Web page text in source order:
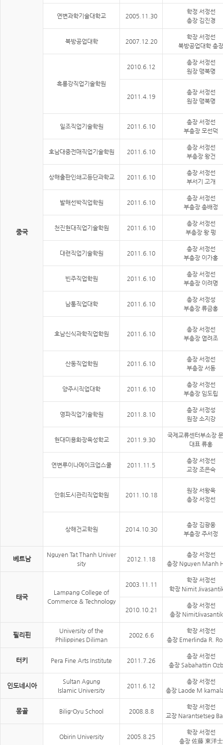
중국
연변과학기술대학교 2005.11.30
학정 서정선
총장 김진경
북방공업대학 2007.12.20
학장 서정선
북방공업대학 총장
흑룡강직업기술학원
2010.6.12
총장 서정선
원장 맹북명
2011.4.19
총장 서정선
원장 맹북명
일조직업기술학원 2011.6.10
총장 서정선
부총장 모선덕
호남대중전매직업기술학원 2011.6.10
총장 서정선
부총장 왕건
상해출판인쇄고등단과학교 2011.6.10
총장 서정선
부서기 고개
발해선박직업학원 2011.6.10
총장 서정선
부총장 총배정
천진현대직업기술학원 2011.6.10
총장 서정선
부총장 왕 펑
대련직업기술학원 2011.6.10
총장 서정선
부총장 이가홍
빈주직업학원 2011.6.10
총장 서정선
부총장 이려명
남통직업대학 2011.6.10
총장 서정성
부총장 류금홍
호남신식과학직업학원 2011.6.10
총장 서정선
부총장 엽려조
산동직업학원 2011.6.10
총장 서정선
부총장 서동
양주시직업대학 2011.6.10
총장 서정선
부총장 임도립
영파직업기술학원 2011.8.10
총장 서정성
원장 소지강
현대미용화장육성학교 2011.9.30
국제교류센터부소장
대표 류홍
연변루이나메이크업스쿨 2011.11.5
총장 서정선
교장 조은숙
안휘도시관리직업학원 2011.10.18
원장 서왕욱
총장 서정선
상해건교학원 2014.10.30
총장 김광웅
부총장 주서정
베트남
Nguyen Tat Thanh Univer
sity
2012.1.18
총장 서정선
총장 Nguyen Manh
태국
Lampang College of
Commerce & Technology
2003.11.11
학장 서정선
학장 Nimit
2010.10.21
총장 서정선
총장
필리핀
University of the
Philippines Diliman
2002.6.6
학장 서정선
총장 Emerlinda R.
터키 Pera Fine Arts Institute 2011.7.26
총장 서정선
총장 Sabahattin
인도네시아
Sultan Agung
Islamic University
2011.6.12
총장 서정선
총장 Laode M
몽골 Bilig-Oyu School 2008.8.8
학장 서정선
교장 Narantsetseg
Obirin University 2005.8.25
학장 서정선
총장 佐藤 東洋士